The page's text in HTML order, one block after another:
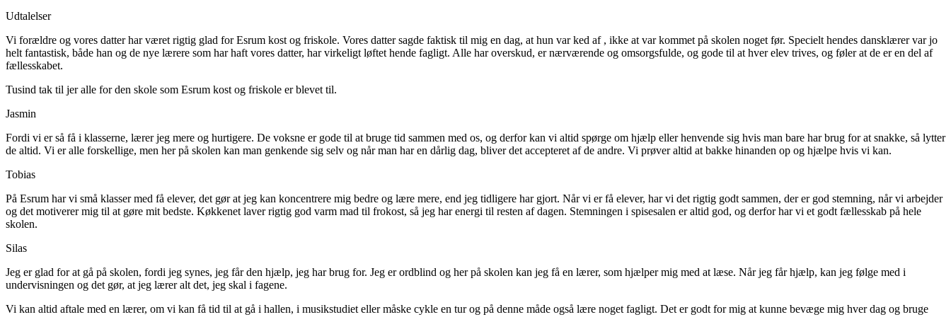
Udtalelser
Vi forældre og vores datter har været rigtig glad for Esrum kost og friskole. Vores datter sagde faktisk til mig en dag, at hun var ked af , ikke at var kommet på skolen noget før. Specielt hendes dansklærer var jo
helt fantastisk, både han og de nye lærere som har haft vores datter, har virkeligt løftet hende fagligt. Alle har overskud, er nærværende og omsorgsfulde, og gode til at hver elev trives, og føler at de er en del af
fællesskabet.
Tusind tak til jer alle for den skole som Esrum kost og friskole er blevet til.
Jasmin
Fordi vi er så få i klasserne, lærer jeg mere og hurtigere. De voksne er gode til at bruge tid sammen med os, og derfor kan vi altid spørge om hjælp eller henvende sig hvis man bare har brug for at snakke, så lytter
de altid. Vi er alle forskellige, men her på skolen kan man genkende sig selv og når man har en dårlig dag, bliver det accepteret af de andre. Vi prøver altid at bakke hinanden op og hjælpe hvis vi kan.
Tobias
På Esrum har vi små klasser med få elever, det gør at jeg kan koncentrere mig bedre og lære mere, end jeg tidligere har gjort. Når vi er få elever, har vi det rigtig godt sammen, der er god stemning, når vi arbejder
og det motiverer mig til at gøre mit bedste. Køkkenet laver rigtig god varm mad til frokost, så jeg har energi til resten af dagen. Stemningen i spisesalen er altid god, og derfor har vi et godt fællesskab på hele
skolen.
Silas
Jeg er glad for at gå på skolen, fordi jeg synes, jeg får den hjælp, jeg har brug for. Jeg er ordblind og her på skolen kan jeg få en lærer, som hjælper mig med at læse. Når jeg får hjælp, kan jeg følge med i
undervisningen og det gør, at jeg lærer alt det, jeg skal i fagene.
Vi kan altid aftale med en lærer, om vi kan få tid til at gå i hallen, i musikstudiet eller måske cykle en tur og på denne måde også lære noget fagligt. Det er godt for mig at kunne bevæge mig hver dag og bruge